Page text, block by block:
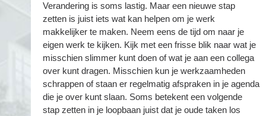
Verandering is soms lastig. Maar een nieuwe stap
zetten is juist iets wat kan helpen om je werk
makkelijker te maken. Neem eens de tijd om naar je
eigen werk te kijken. Kijk met een frisse blik naar wat je
misschien slimmer kunt doen of wat je aan een collega
over kunt dragen. Misschien kun je werkzaamheden
schrappen of staan er regelmatig afspraken in je agenda
die je over kunt slaan. Soms betekent een volgende
stap zetten in je loopbaan juist dat je oude taken los